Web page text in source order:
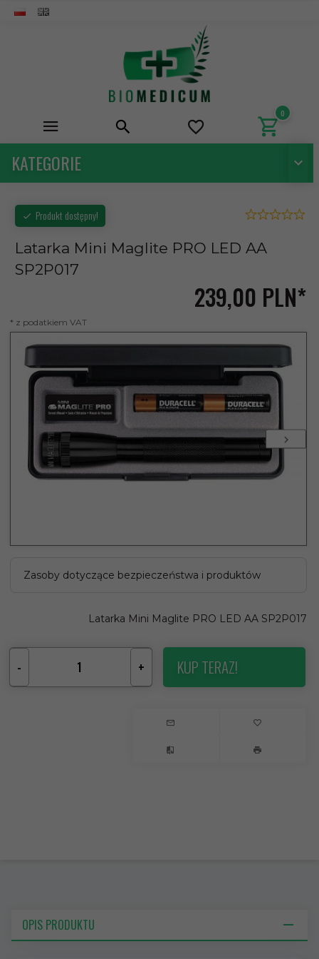
0
KATEGORIE
Produkt dostępny!
Latarka Mini Maglite PRO LED AA
SP2P017
239,00 PLN*
* z podatkiem VAT
Zasoby dotyczące bezpieczeństwa i produktów
Latarka Mini Maglite PRO LED AA SP2P017
- + KUP TERAZ!
OPIS PRODUKTU